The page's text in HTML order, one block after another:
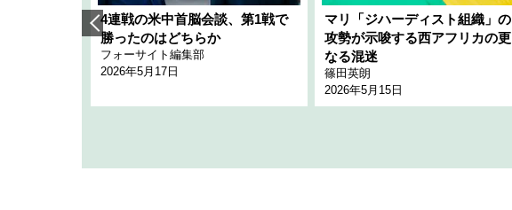
4連戦の米中首脳会談、第1戦で
勝ったのはどちらか
フォーサイト編集部
2026年5月17日
マリ「ジハーディスト組織」の
攻勢が示唆する西アフリカの更
なる混迷
篠田英朗
2026年5月15日